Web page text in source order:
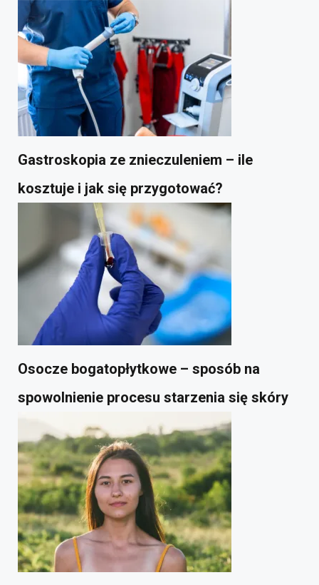
Gastroskopia ze znieczuleniem – ile
kosztuje i jak się przygotować?
Osocze bogatopłytkowe – sposób na
spowolnienie procesu starzenia się skóry